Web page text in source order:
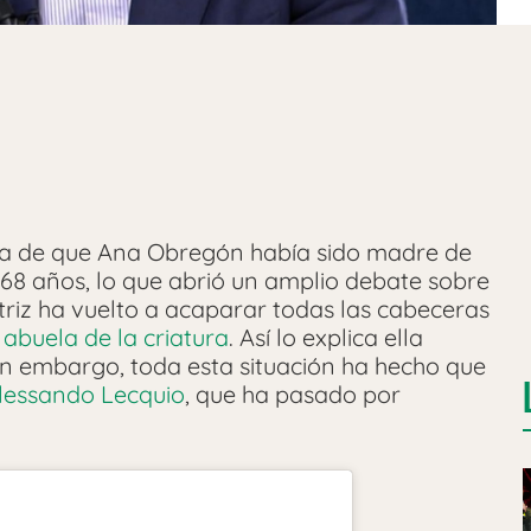
de que Ana Obregón había sido madre de
años, lo que abrió un amplio debate sobre
ha vuelto a acaparar todas las cabeceras
de la criatura. Así lo explica ella
embargo, toda esta situación ha hecho que
Lecquio, que ha pasado por